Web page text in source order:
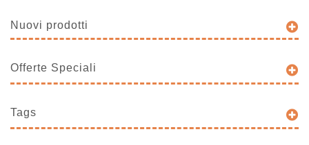
Nuovi prodotti
Offerte Speciali
Tags